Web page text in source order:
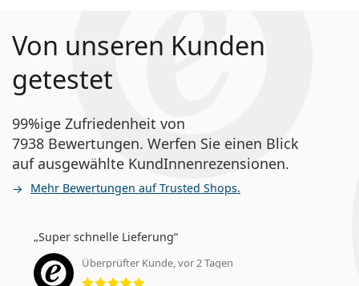
Von unseren Kunden
getestet
99%ige Zufriedenheit von
7938 Bewertungen. Werfen Sie einen Blick
auf ausgewählte KundInnenrezensionen.
Mehr Bewertungen auf Trusted Shops.
Super schnelle Lieferung
Überprüfter Kunde, vor 2 Tagen
Bewertung 5 aus 5